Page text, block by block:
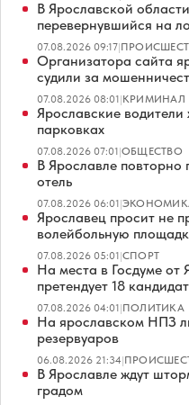
В Ярославской
перевернувшийся на
07.08.2026 09:17|
Организатора сайта
судили за
07.08.2026 08:01|КРИМИНАЛ
Ярославские водители
парковках
07.08.2026 07:01|ОБЩЕСТВО
В Ярославле повторно
отель
07.08.2026 06:01|
Ярославец просит не
волейбольную
07.08.2026 05:01|СПОРТ
На места в Госдуме от
претендует 18
07.08.2026 04:01|ПОЛИТИКА
На ярославском НПЗ
резервуаров
06.08.2026 21:34|
В Ярославле ждут
градом